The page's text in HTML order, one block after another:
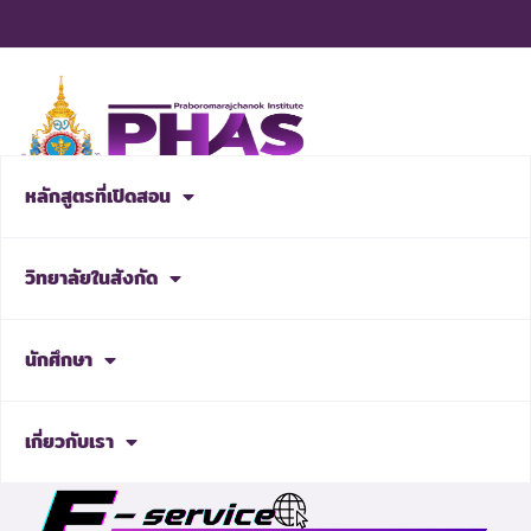
to
content
หลักสูตรที่เปิดสอน
วิทยาลัยในสังกัด
นักศึกษา
เกี่ยวกับเรา